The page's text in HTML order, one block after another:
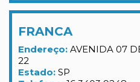
FRANCA
Endereço: AVENIDA 07
22
Estado: SP